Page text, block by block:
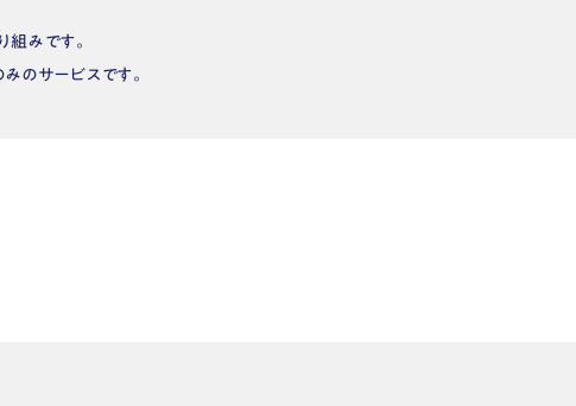
みです。
のサービスです。